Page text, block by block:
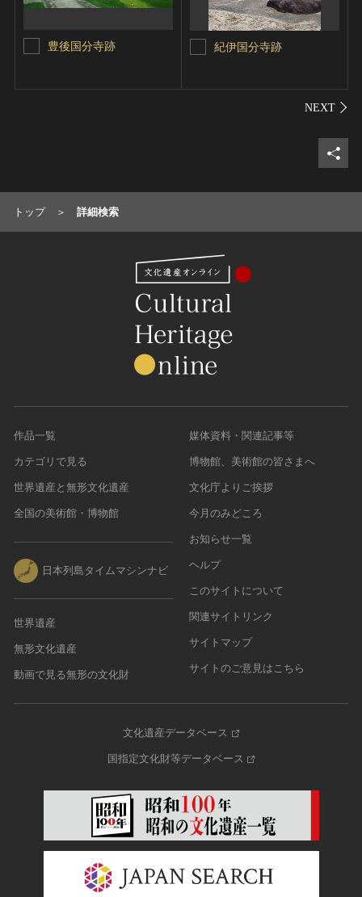
豊後国分寺跡 紀伊国分寺跡
シェ
トップ 詳細検索
作品一覧
カテゴリで見る
世界遺産と無形文化遺産
全国の美術館・博物館
日本列島タイムマシンナビ
世界遺産
無形文化遺産
動画で見る無形の文化財
媒体資料・関連記事等
博物館、美術館の皆さまへ
文化庁よりご挨拶
今月のみどころ
お知らせ一覧
ヘルプ
このサイトについて
関連サイトリンク
サイトマップ
サイトのご意見はこちら
文化遺産データベース
国指定文化財等データベース